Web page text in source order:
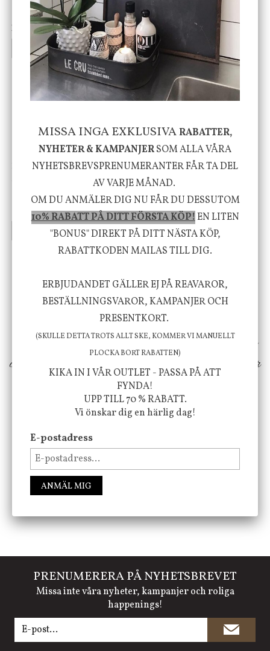
199 kr
INFO KÖP
vit, Utomhus
499 kr
INFO KÖP
House Doctor
Skål, Hands marmor
635 kr795 kr
-20%
KÖP
Nicolas Vahé
Serveringsfat, Ostron,
Stengods
415 kr
INFO KÖP
Vi vill förmedla känsla, upplevelse och
välbefinnande för dig och ditt hem! Med
inspiration från naturen och dess färgpalett
erbjuder vi omsorgsfullt utvalda produkter som
ökar trivsel i ditt hem och ger det lilla extra för
att öka ditt välmående!
FÖLJ OSS PÅ INSTAGRAM @JBHOME
PRENUMERERA PÅ NYHETSBREVET
Missa inte våra nyheter, kampanjer och roliga
happenings!
MISSA INGA EXKLUSIVARABATTER,
NYHETER & KAMPANJERSOM ALLA VÅRA
NYHETSBREVSPRENUMERANTER FÅR TA DEL
AV VARJE MÅNAD.
OM DU ANMÄLER DIG NU FÅR DU DESSUTOM
10% RABATT PÅ DITT FÖRSTA KÖP!EN LITEN
"BONUS" DIREKT PÅ DITT NÄSTA KÖP,
RABATTKODEN MAILAS TILL DIG.
ERBJUDANDET GÄLLER EJ PÅ REAVAROR,
BESTÄLLNINGSVAROR, KAMPANJER OCH
PRESENTKORT.
(SKULLE DETTA TROTS ALLT SKE, KOMMER VI MANUELLT
PLOCKA BORT RABATTEN)
KIKA IN I VÅR OUTLET - PASSA PÅ ATT
FYNDA!
UPP TILL 70 % RABATT.
Vi önskar dig en härlig dag!
E-postadress
ANMÄL MIG